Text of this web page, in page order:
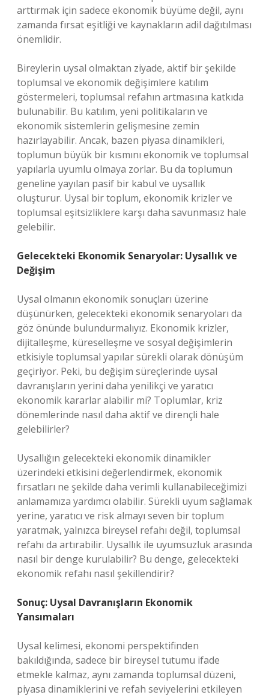
arttırmak için sadece ekonomik büyüme değil, aynı
zamanda fırsat eşitliği ve kaynakların adil dağıtılması
önemlidir.
Bireylerin uysal olmaktan ziyade, aktif bir şekilde
toplumsal ve ekonomik değişimlere katılım
göstermeleri, toplumsal refahın artmasına katkıda
bulunabilir. Bu katılım, yeni politikaların ve
ekonomik sistemlerin gelişmesine zemin
hazırlayabilir. Ancak, bazen piyasa dinamikleri,
toplumun büyük bir kısmını ekonomik ve toplumsal
yapılarla uyumlu olmaya zorlar. Bu da toplumun
geneline yayılan pasif bir kabul ve uysallık
oluşturur. Uysal bir toplum, ekonomik krizler ve
toplumsal eşitsizliklere karşı daha savunmasız hale
gelebilir.
Gelecekteki Ekonomik Senaryolar: Uysallık ve
Değişim
Uysal olmanın ekonomik sonuçları üzerine
düşünürken, gelecekteki ekonomik senaryoları da
göz önünde bulundurmalıyız. Ekonomik krizler,
dijitalleşme, küreselleşme ve sosyal değişimlerin
etkisiyle toplumsal yapılar sürekli olarak dönüşüm
geçiriyor. Peki, bu değişim süreçlerinde uysal
davranışların yerini daha yenilikçi ve yaratıcı
ekonomik kararlar alabilir mi? Toplumlar, kriz
dönemlerinde nasıl daha aktif ve dirençli hale
gelebilirler?
Uysallığın gelecekteki ekonomik dinamikler
üzerindeki etkisini değerlendirmek, ekonomik
fırsatları ne şekilde daha verimli kullanabileceğimizi
anlamamıza yardımcı olabilir. Sürekli uyum sağlamak
yerine, yaratıcı ve risk almayı seven bir toplum
yaratmak, yalnızca bireysel refahı değil, toplumsal
refahı da artırabilir. Uysallık ile uyumsuzluk arasında
nasıl bir denge kurulabilir? Bu denge, gelecekteki
ekonomik refahı nasıl şekillendirir?
Sonuç: Uysal Davranışların Ekonomik
Yansımaları
Uysal kelimesi, ekonomi perspektifinden
bakıldığında, sadece bir bireysel tutumu ifade
etmekle kalmaz, aynı zamanda toplumsal düzeni,
piyasa dinamiklerini ve refah seviyelerini etkileyen